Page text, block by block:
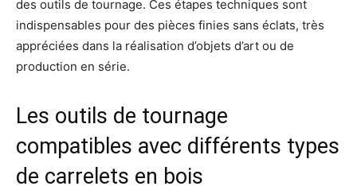
des outils de tournage. Ces étapes techniques sont
indispensables pour des pièces finies sans éclats, très
appréciées dans la réalisation d’objets d’art ou de
production en série.
Les outils de tournage
compatibles avec différents types
de carrelets en bois